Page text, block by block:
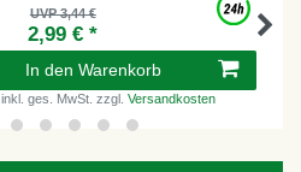
UVP 3,44 €
2,99 € *
In den Warenkorb
inkl. ges. MwSt. zzgl. Versandkosten